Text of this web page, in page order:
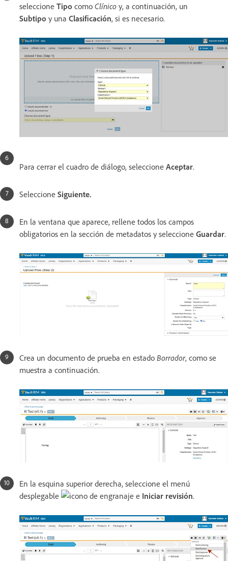
seleccione Tipo como Clínico y, a continuación, un
Subtipo y una Clasificación, si es necesario.
Para cerrar el cuadro de diálogo, seleccione Aceptar.
Seleccione Siguiente.
En la ventana que aparece, rellene todos los campos
obligatorios en la sección de metadatos y seleccione Guardar.
Crea un documento de prueba en estado Borrador, como se
muestra a continuación.
En la esquina superior derecha, seleccione el menú
desplegable
e Iniciar revisión.